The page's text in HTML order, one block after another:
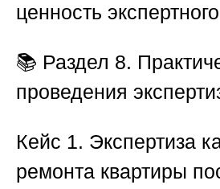
ценность
📚 Раздел 8.
проведения
Кейс 1. Экспертиза
ремонта квартиры